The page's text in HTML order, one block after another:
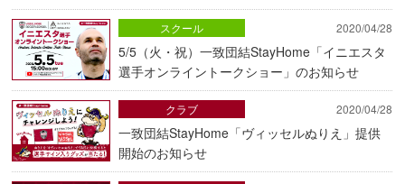
2020/04/28
5/5（火・祝）一致団結StayHome「イニエスタ
選手オンライントークショー」のお知らせ
スクール
2020/04/28
一致団結StayHome「ヴィッセルぬりえ」提供
開始のお知らせ
クラブ